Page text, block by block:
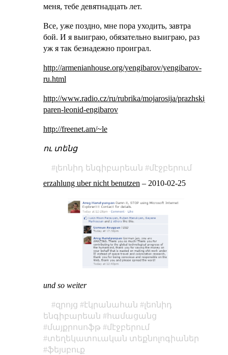
меня, тебе девятнадцать лет.
Все, уже поздно, мне пора уходить, завтра
бой. И я выиграю, обязательно выиграю, раз
уж я так безнадежно проиграл.
http://armenianhouse.org/yengibarov/yengibarov-
ru.html
http://www.radio.cz/ru/rubrika/mojarosija/prazhskij-
paren-leonid-engibarov
http://freenet.am/~le
ու տենց
լեոնիդ ենգիբարեան
մէջբերում
erzahlung uber nicht benutzen – 2010-02-25
und so weiter
զրոյց էկրանահան
լեոնիդ
ենգիբարեան
համացանց
մայքրոսոֆթ
մէջբերում
տեղեկատուական տեքնոլոգիաներ
ֆեյսբուք